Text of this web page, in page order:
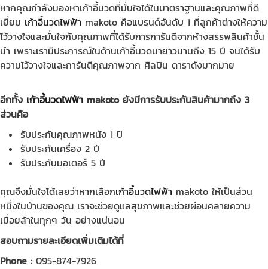
หากคุณกำลังมองหาเก้าอี้นวดที่มั่นใจได้ในมาตราฐานและคุณภาพที่ดี
เยี่ยม เก้าอี้นวดไฟฟ้า makoto คือแบรนด์อันดับ 1 ที่ลูกค้าต่างให้ความ
ไว้วางใจและมั่นใจกับคุณภาพที่ได้รับการการันตีจากห้างสรรพสินค้าชั้น
นำ เพราะเรามีประการณ์ในด้านเก้าอี้นวดมายาวนานถึง 15 ปี จนได้รับ
ความไว้วางใจและการันตีคุณภาพจาก ศิลปิน ดาราดังมากมาย
อีกทั้ง เก้าอี้นวดไฟฟ้า makoto ยังมีการรับประกันสินค้ามากถึง 3
ส่วนคือ
รับประกันคุณภาพหนัง 1 ปี
รับประกันเครื่อง 2 ปี
รับประกันมอเตอร์ 5 ปี
คุณจึงมั่นใจได้เลยว่าหากเลือกเก้าอี้นวดไฟฟ้า makoto ให้เป็นส่วน
หนึ่งในบ้านของคุณ เราจะช่วยดูแลสุขภาพและช่วยผ่อนคลายความ
เมื่อยล้าในทุกๆ วัน อย่างแน่นอน
สอบถามรายละเอียดเพิ่มเติมได้ที่
Phone : 095-874-7926